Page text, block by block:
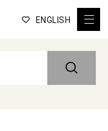
ENGLISH